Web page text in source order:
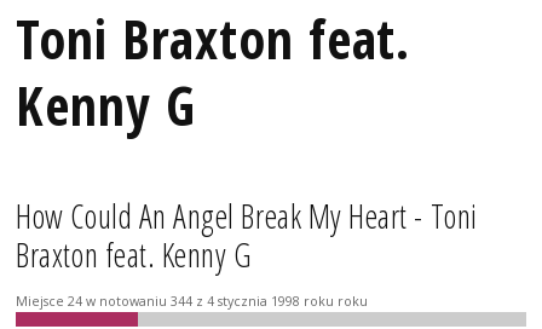
Toni Braxton feat.
Kenny G
How Could An Angel Break My Heart - Toni
Braxton feat. Kenny G
Miejsce 24 w notowaniu 344 z 4 stycznia 1998 roku roku